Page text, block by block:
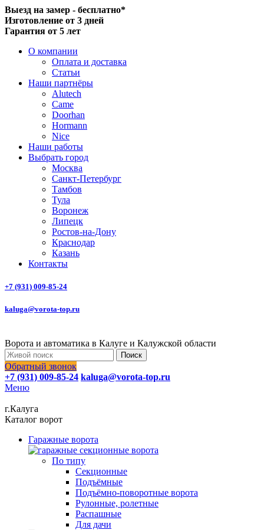
Выезд на замер - бесплатно*
Изготовление от 3 дней
Гарантия от 5 лет
О компании
Оплата и доставка
Статьи
Наши партнёры
Alutech
Came
Doorhan
Hormann
Nice
Наши работы
Выбрать город
Москва
Санкт-Петербург
Тамбов
Тула
Воронеж
Липецк
Ростов-на-Дону
Краснодар
Казань
Контакты
+7 (931) 009-85-24
kaluga@vorota-top.ru
Ворота и автоматика в Калуге и Калужской области
Поиск
Обратный звонок
+7 (931) 009-85-24 kaluga@vorota-top.ru
Меню
г.Калуга
Каталог ворот
Гаражные ворота
По типу
Секционные
Подъёмные
Подъёмно-поворотные ворота
Рулонные, ролетные
Распашные
Для дачи